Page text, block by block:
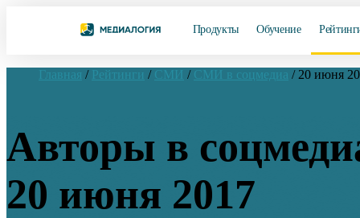
Продукты Обучение
Главная / Рейтинги / СМИ / СМИ в соцмедиа / 20 июня
Авторы в
20 июня 2017